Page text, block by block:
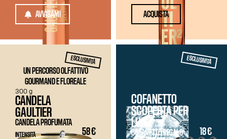
AVVISAMI ACQUISTA
ESCLUSIVITÀ
UN PERCORSO OLFATTIVO
GOURMAND E FLOREALE
CANDELA
GAULTIER
CANDELA PROFUMATA
58 €
INTENSITÀ
300 g
ESCLUSIVITÀ
COFANETTO
SCOPERTA PER
LUI
COFANETTO REGALO 18 €